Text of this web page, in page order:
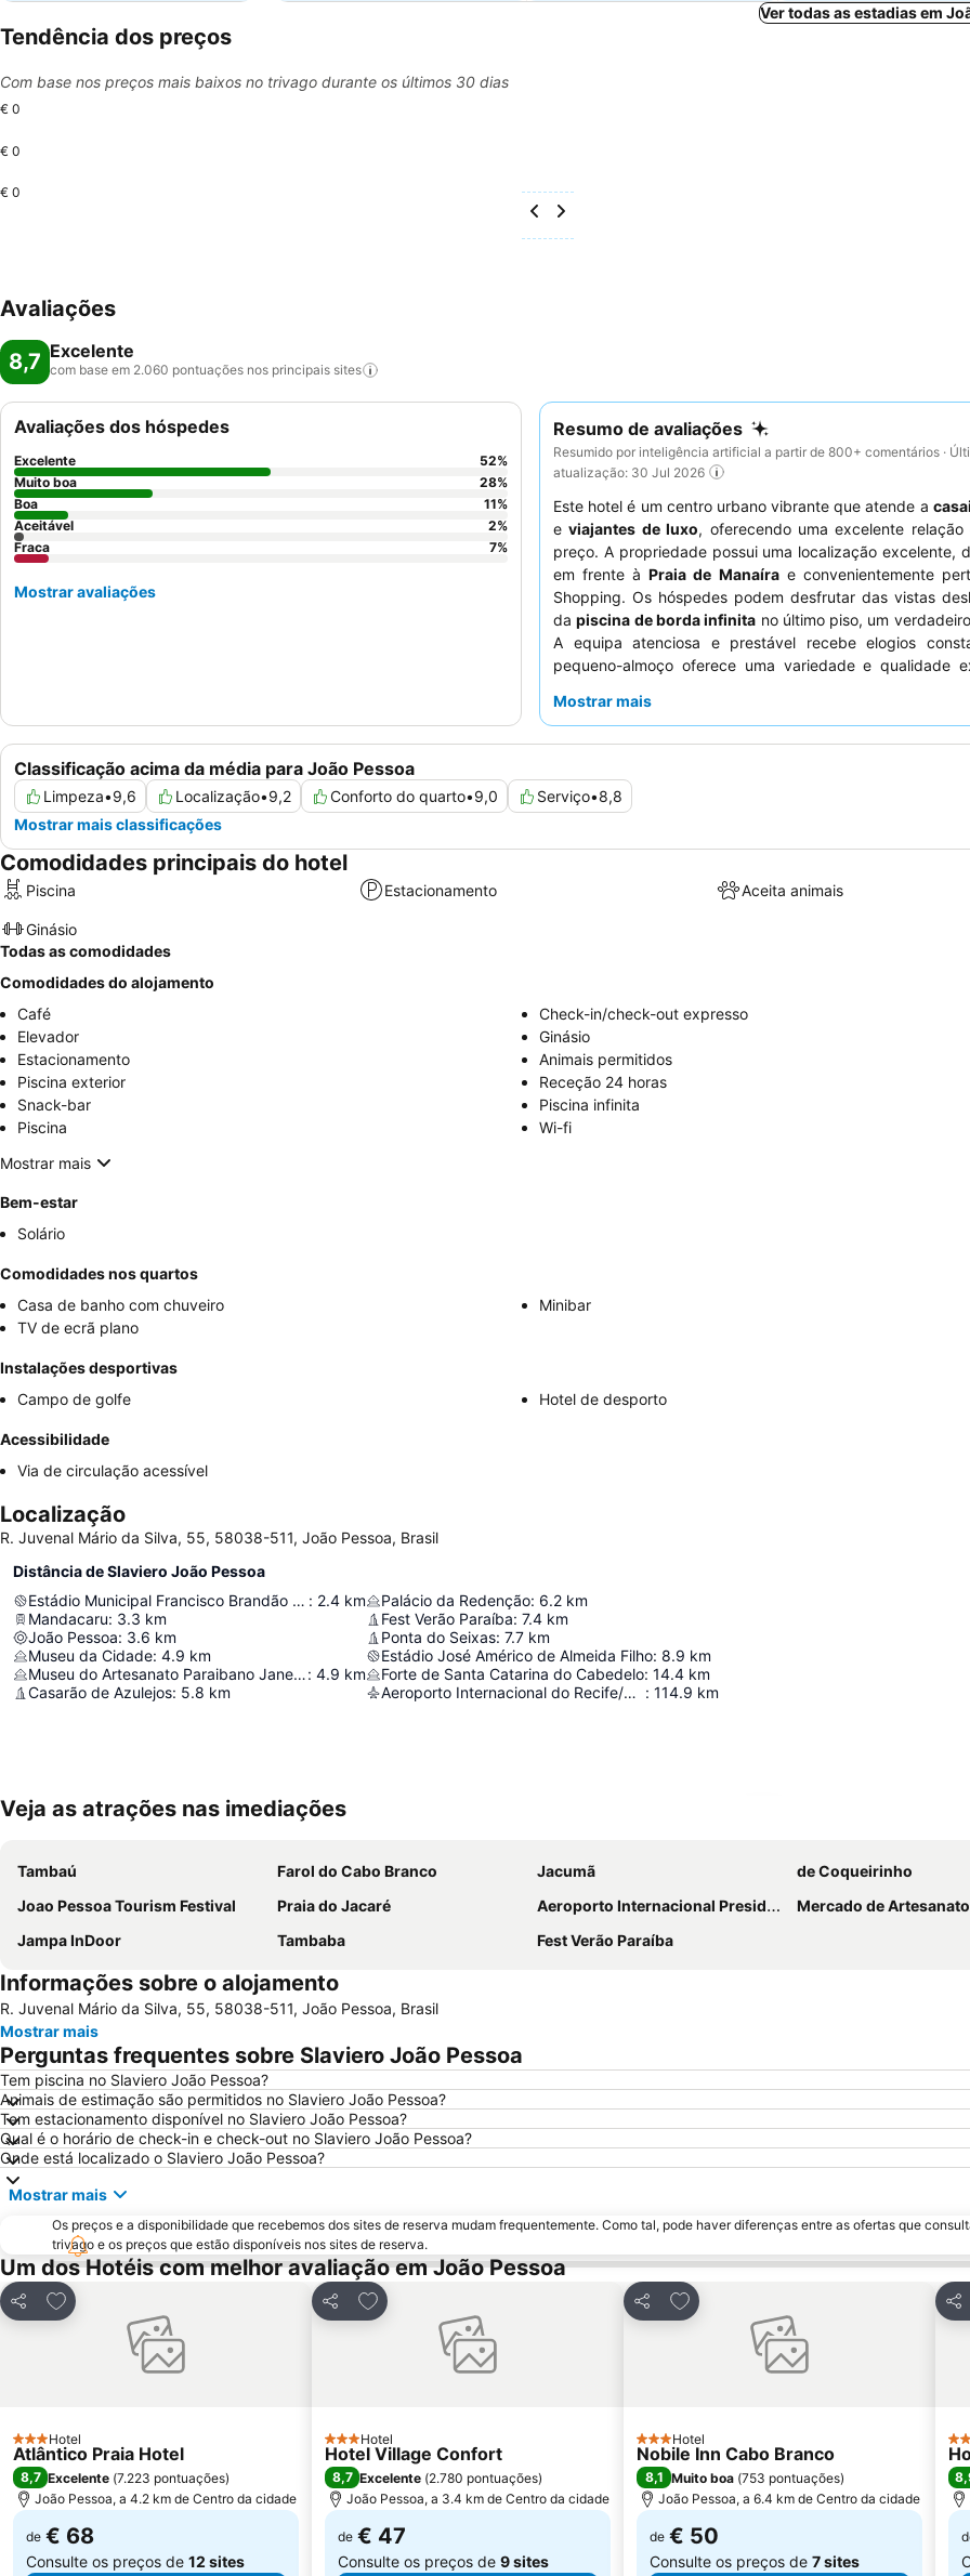
Ver todas as estadias em
Tendência dos preços
Com base nos preços mais baixos no trivago durante os últimos 30 dias
€ 0
€ 0
€ 0
Avaliações
8,7 Excelente
com base em 2.060 pontuações nos principais sites
Resumo de avaliações
Resumido por inteligência artificial a partir de 800+ comentários ·
atualização: 30 Jul 2026
Este hotel é um centro urbano vibrante que atende a
eviajantes de luxo, oferecendo uma excelente relação
preço. A propriedade possui uma localização excelente,
em frente àPraia de Manaírae convenientemente
Shopping. Os hóspedes podem desfrutar das vistas
dapiscina de borda infinita no último piso, um
A equipa atenciosa e prestável recebe elogios
pequeno-almoço oferece uma variedade e qualidade
experiência, considere um quarto num andar superior
Mostrar mais
Classificação acima da média para João Pessoa
Limpeza•9,6 Localização•9,2 Conforto do quarto•9,0 Serviço•8,8
Mostrar mais classificações
Avaliações dos hóspedes
Excelente 52%
Muito boa
28%
Boa
11%
Aceitável
2%
Fraca
7%
Mostrar avaliações
Comodidades principais do hotel
Piscina Estacionamento Aceita animais
Ginásio
Todas as comodidades
Comodidades do alojamento
Café
Check-in/check-out expresso
Elevador
Ginásio
Estacionamento
Animais permitidos
Piscina exterior
Receção 24 horas
Snack-bar
Piscina infinita
Piscina
Wi-fi
Mostrar mais
Bem-estar
Solário
Comodidades nos quartos
Casa de banho com chuveiro
Minibar
TV de ecrã plano
Instalações desportivas
Campo de golfe
Hotel de desporto
Acessibilidade
Via de circulação acessível
Localização
R. Juvenal Mário da Silva, 55, 58038-511, João Pessoa, Brasil
Distância de Slaviero João Pessoa
Estádio Municipal Francisco Brandão de Mendonça : 2.4 km
Mandacaru: 3.3 km
João Pessoa: 3.6 km
Museu da Cidade: 4.9 km
Museu do Artesanato Paraibano Janete Costa: 4.9 km
Casarão de Azulejos: 5.8 km
Palácio da Redenção: 6.2 km
Fest Verão Paraíba: 7.4 km
Ponta do Seixas: 7.7 km
Estádio José Américo de Almeida Filho: 8.9 km
Forte de Santa Catarina do Cabedelo: 14.4 km
Aeroporto Internacional do Recife/Guararapes - Gilberto Freyre : 114.9 km
Veja as atrações nas imediações
Tambaú Farol do Cabo Branco Jacumã
de Coqueirinho
Joao Pessoa Tourism Festival
Praia do Jacaré Aeroporto Internacional Presidente Castro Pinto
Mercado de Artesanato
Jampa InDoor
Tambaba Fest Verão Paraíba
Informações sobre o alojamento
R. Juvenal Mário da Silva, 55, 58038-511, João Pessoa, Brasil
Mostrar mais
Perguntas frequentes sobre Slaviero João Pessoa
Tem piscina no Slaviero João Pessoa?
Animais de estimação são permitidos no Slaviero João Pessoa?
Tem estacionamento disponível no Slaviero João Pessoa?
Qual é o horário de check-in e check-out no Slaviero João Pessoa?
Onde está localizado o Slaviero João Pessoa?
Mostrar mais
Os preços e a disponibilidade que recebemos dos sites de reserva mudam frequentemente. Como tal, pode haver diferenças entre as ofertas que
trivago e os preços que estão disponíveis nos sites de reserva.
Um dos Hotéis com melhor avaliação em João Pessoa
Partilhar
Adicionar aos favoritos
3 Estrelas
Hotel
Atlântico Praia Hotel
8,7 Excelente (7.223 pontuações)
João Pessoa, a 4.2 km de Centro da cidade
de € 68
Consulte os preços de 12 sites
Partilhar
Adicionar aos favoritos
3 Estrelas
Hotel
Hotel Village Confort
8,7 Excelente (2.780 pontuações)
João Pessoa, a 3.4 km de Centro da cidade
de € 47
Consulte os preços de 9 sites
Partilhar
Adicionar aos favoritos
3 Estrelas
Hotel
Nobile Inn Cabo Branco
8,1 Muito boa (753 pontuações)
João Pessoa, a 6.4 km de Centro da cidade
de € 50
Consulte os preços de 7 sites
3